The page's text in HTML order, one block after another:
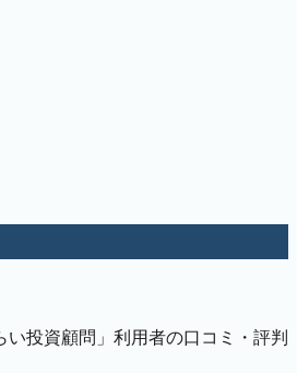
投資顧問」利用者の口コミ・評判